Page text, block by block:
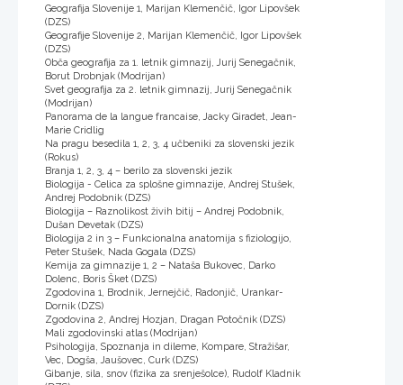
Geografija Slovenije 1, Marijan Klemenčič, Igor Lipovšek
(DZS)
Geografije Slovenije 2, Marijan Klemenčič, Igor Lipovšek
(DZS)
Obča geografija za 1. letnik gimnazij, Jurij Senegačnik,
Borut Drobnjak (Modrijan)
Svet geografija za 2. letnik gimnazij, Jurij Senegačnik
(Modrijan)
Panorama de la langue francaise, Jacky Giradet, Jean-
Marie Cridlig
Na pragu besedila 1, 2, 3, 4 učbeniki za slovenski jezik
(Rokus)
Branja 1, 2, 3, 4 – berilo za slovenski jezik
Biologija - Celica za splošne gimnazije, Andrej Stušek,
Andrej Podobnik (DZS)
Biologija – Raznolikost živih bitij – Andrej Podobnik,
Dušan Devetak (DZS)
Biologija 2 in 3 – Funkcionalna anatomija s fiziologijo,
Peter Stušek, Nada Gogala (DZS)
Kemija za gimnazije 1, 2 – Nataša Bukovec, Darko
Dolenc, Boris Šket (DZS)
Zgodovina 1, Brodnik, Jernejčič, Radonjič, Urankar-
Dornik (DZS)
Zgodovina 2, Andrej Hozjan, Dragan Potočnik (DZS)
Mali zgodovinski atlas (Modrijan)
Psihologija, Spoznanja in dileme, Kompare, Stražišar,
Vec, Dogša, Jaušovec, Curk (DZS)
Gibanje, sila, snov (fizika za srenješolce), Rudolf Kladnik